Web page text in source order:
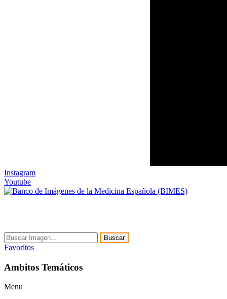
Instagram
Youtube
Buscar
Favoritos
Ambitos Temáticos
Menu